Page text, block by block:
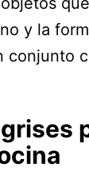
y la
conjunto